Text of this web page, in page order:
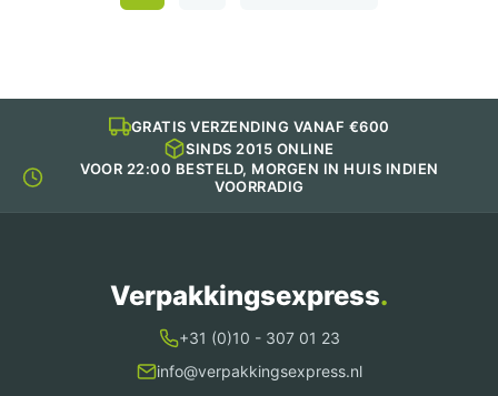
GRATIS VERZENDING VANAF €600
SINDS 2015 ONLINE
VOOR 22:00 BESTELD, MORGEN IN HUIS INDIEN
VOORRADIG
Verpakkingsexpress.
+31 (0)10 - 307 01 23
info@verpakkingsexpress.nl